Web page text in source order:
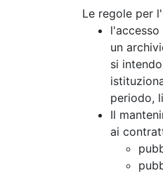
Le regole per
un
si
periodo,
Il
ai